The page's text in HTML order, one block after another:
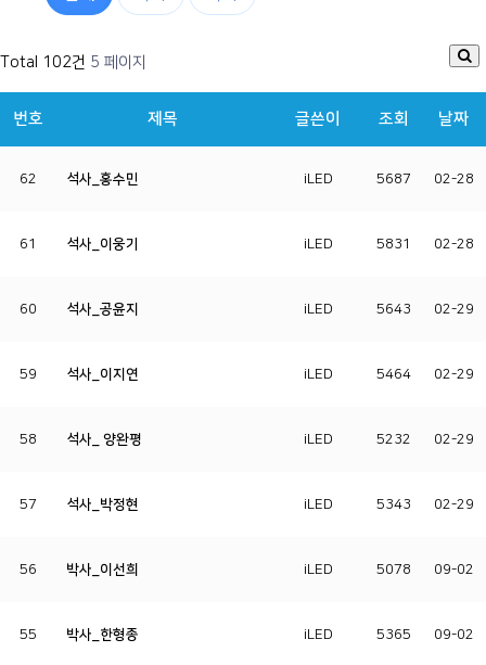
Total 102건 5 페이지
번호 제목 글쓴이 조회 날짜
62 석사_홍수민 iLED 5687 02-28
61 석사_이웅기 iLED 5831 02-28
60 석사_공윤지 iLED 5643 02-29
59 석사_이지연 iLED 5464 02-29
58 석사_ 양완평 iLED 5232 02-29
57 석사_박정현 iLED 5343 02-29
56 박사_이선희 iLED 5078 09-02
55 박사_한형종 iLED 5365 09-02